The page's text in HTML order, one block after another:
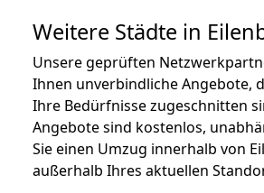
Weitere Städte in
Unsere geprüften
Ihnen unverbindliche Angebote,
Ihre Bedürfnisse zugeschnitten
Angebote sind kostenlos,
Sie einen Umzug innerhalb von
außerhalb Ihres aktuellen